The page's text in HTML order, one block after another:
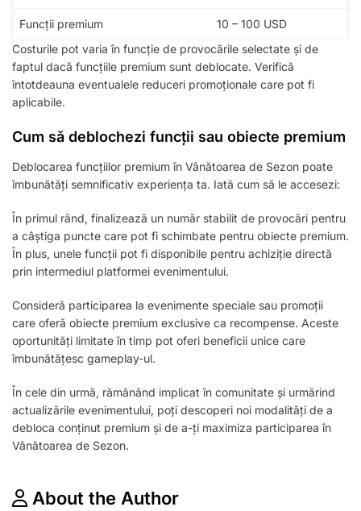
Funcții premium
10 – 100 USD
Costurile pot varia în funcție de provocările selectate și de
faptul dacă funcțiile premium sunt deblocate. Verifică
întotdeauna eventualele reduceri promoționale care pot fi
aplicabile.
Cum să deblochezi funcții sau obiecte premium
Deblocarea funcțiilor premium în Vânătoarea de Sezon poate
îmbunătăți semnificativ experiența ta. Iată cum să le accesezi:
În primul rând, finalizează un număr stabilit de provocări pentru
a câștiga puncte care pot fi schimbate pentru obiecte premium.
În plus, unele funcții pot fi disponibile pentru achiziție directă
prin intermediul platformei evenimentului.
Consideră participarea la evenimente speciale sau promoții
care oferă obiecte premium exclusive ca recompense. Aceste
oportunități limitate în timp pot oferi beneficii unice care
îmbunătățesc gameplay-ul.
În cele din urmă, rămânând implicat în comunitate și urmărind
actualizările evenimentului, poți descoperi noi modalități de a
debloca conținut premium și de a-ți maximiza participarea în
Vânătoarea de Sezon.
About the Author